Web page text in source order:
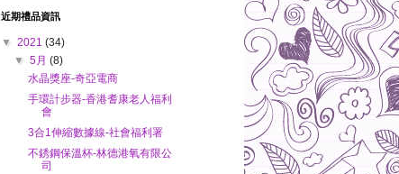
近期禮品資訊
▼ 2021 (34)
▼5月(8)
水晶獎座-奇亞電商
手環計步器-香港耆康老人福利
會
3合1伸縮數據線-社會福利署
不銹鋼保溫杯-林德港氧有限公
司